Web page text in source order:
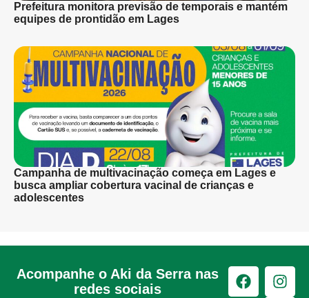
Prefeitura monitora previsão de temporais e mantém
equipes de prontidão em Lages
Campanha de multivacinação começa em Lages e
busca ampliar cobertura vacinal de crianças e
adolescentes
Acompanhe o Aki da Serra nas
redes sociais